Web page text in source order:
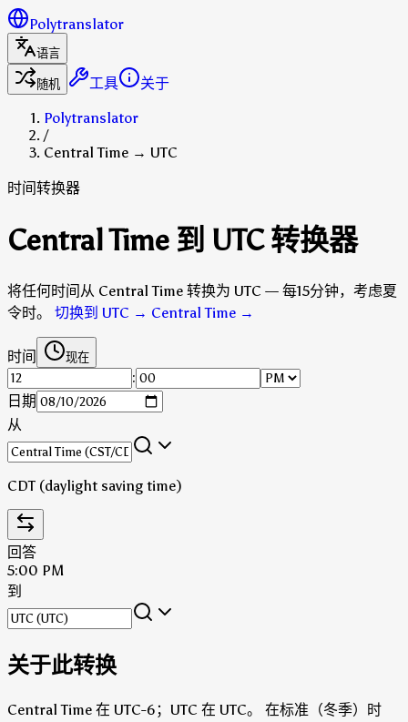
Polytranslator
语言
随机
工具
关于
Polytranslator
/
Central Time → UTC
时间转换器
Central Time 到 UTC 转换器
将任何时间从 Central Time 转换为 UTC — 每15分钟，考虑夏
令时。
切换到 UTC → Central Time →
时间 现在
:
日期
从
CDT (daylight saving time)
回答
5:00 PM
到
关于此转换
Central Time 在 UTC-6；UTC 在 UTC。
在标准（冬季）时